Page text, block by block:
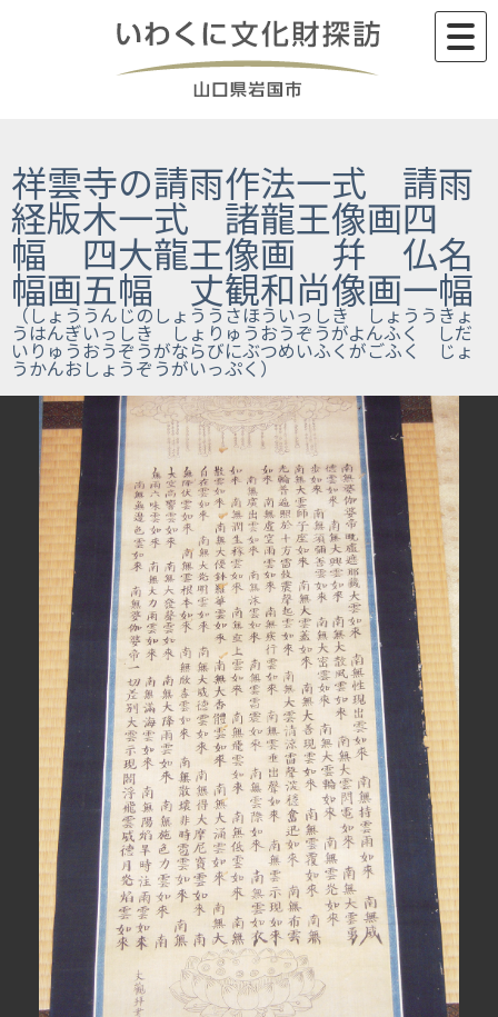
祥雲寺の請雨作法一式 請雨
経版木一式 諸龍王像画四
幅 四大龍王像画 幷 仏名
幅画五幅 丈観和尚像画一幅